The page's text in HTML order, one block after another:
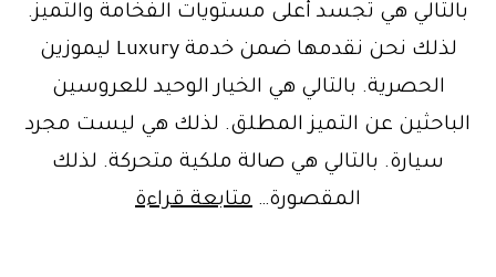
بالتالي هي تجسد أعلى مستويات الفخامة والتميز.
لذلك نحن نقدمها ضمن خدمة Luxury ليموزين
الحصرية. بالتالي هي الخيار الوحيد للعروسين
الباحثين عن التميز المطلق. لذلك هي ليست مجرد
سيارة. بالتالي هي صالة ملكية متحركة. لذلك
المقصورة… متابعة قراءة